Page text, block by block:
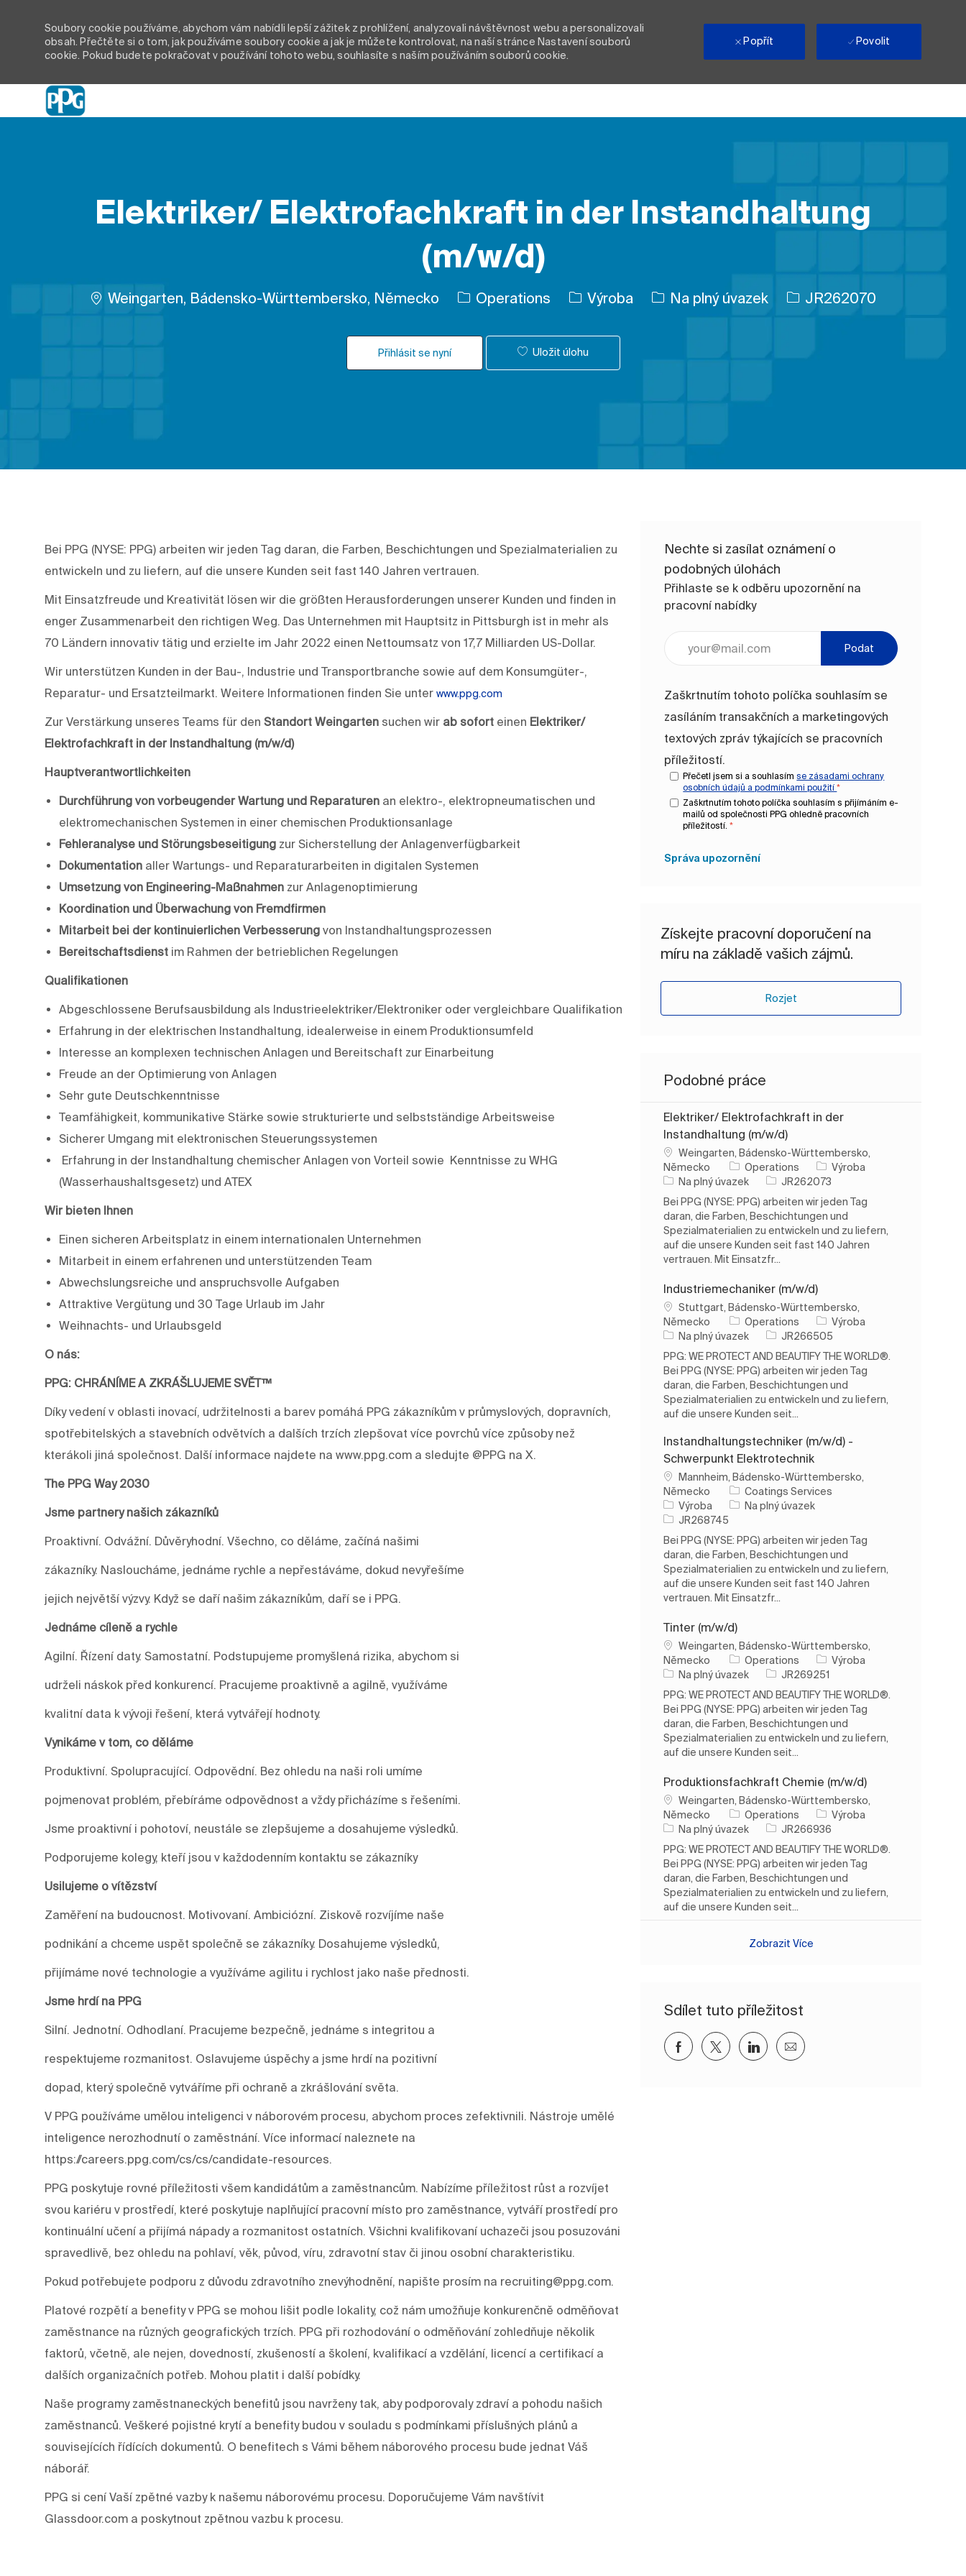
Soubory cookie používáme, abychom vám nabídli lepší zážitek z prohlížení, analyzovali návštěvnost webu a personalizovali
obsah. Přečtěte si o tom, jak používáme soubory cookie a jak je můžete kontrolovat, na naší stránce Nastavení souborů
cookie. Pokud budete pokračovat v používání tohoto webu, souhlasíte s naším používáním souborů cookie.
Popřít Povolit
Elektriker/ Elektrofachkraft in der Instandhaltung
(m/w/d)
Umístění
Weingarten, Bádensko-Württembersko, Německo Operations Kategorie
Výroba Typ úlohy
Na plný úvazek ID úlohy
JR262070
Přihlásit se nyní Uložit úlohu
Bei PPG (NYSE: PPG) arbeiten wir jeden Tag daran, die Farben, Beschichtungen und Spezialmaterialien zu
entwickeln und zu liefern, auf die unsere Kunden seit fast 140 Jahren vertrauen.
Mit Einsatzfreude und Kreativität lösen wir die größten Herausforderungen unserer Kunden und finden in
enger Zusammenarbeit den richtigen Weg. Das Unternehmen mit Hauptsitz in Pittsburgh ist in mehr als
70 Ländern innovativ tätig und erzielte im Jahr 2022 einen Nettoumsatz von 17,7 Milliarden US-Dollar.
Wir unterstützen Kunden in der Bau-, Industrie und Transportbranche sowie auf dem Konsumgüter-,
Reparatur- und Ersatzteilmarkt. Weitere Informationen finden Sie unter www.ppg.com
Zur Verstärkung unseres Teams für den Standort Weingarten suchen wir ab sofort einen Elektriker/
Elektrofachkraft in der Instandhaltung (m/w/d)
Hauptverantwortlichkeiten
Durchführung von vorbeugender Wartung und Reparaturen an elektro-, elektro­pneumatischen und
elektromechanischen Systemen in einer chemischen Produktionsanlage
Fehleranalyse und Störungsbeseitigung zur Sicherstellung der Anlagenverfügbarkeit
Dokumentation aller Wartungs- und Reparaturarbeiten in digitalen Systemen
Umsetzung von Engineering-Maßnahmen zur Anlagenoptimierung
Koordination und Überwachung von Fremdfirmen
Mitarbeit bei der kontinuierlichen Verbesserung von Instandhaltungsprozessen
Bereitschaftsdienst im Rahmen der betrieblichen Regelungen
Qualifikationen
Abgeschlossene Berufsausbildung als Industrieelektriker/Elektroniker oder vergleichbare Qualifikation
Erfahrung in der elektrischen Instandhaltung, idealerweise in einem Produktionsumfeld
Interesse an komplexen technischen Anlagen und Bereitschaft zur Einarbeitung
Freude an der Optimierung von Anlagen
Sehr gute Deutschkenntnisse
Teamfähigkeit, kommunikative Stärke sowie strukturierte und selbstständige Arbeitsweise
Sicherer Umgang mit elektronischen Steuerungssystemen
Erfahrung in der Instandhaltung chemischer Anlagen von Vorteil sowie Kenntnisse zu WHG
(Wasserhaushaltsgesetz) und ATEX
Wir bieten Ihnen
Einen sicheren Arbeitsplatz in einem internationalen Unternehmen
Mitarbeit in einem erfahrenen und unterstützenden Team
Abwechslungsreiche und anspruchsvolle Aufgaben
Attraktive Vergütung und 30 Tage Urlaub im Jahr
Weihnachts- und Urlaubsgeld
O nás:
PPG: CHRÁNÍME A ZKRÁŠLUJEME SVĚT™
Díky vedení v oblasti inovací, udržitelnosti a barev pomáhá PPG zákazníkům v průmyslových, dopravních,
spotřebitelských a stavebních odvětvích a dalších trzích zlepšovat více povrchů více způsoby než
kterákoli jiná společnost. Další informace najdete na www.ppg.com a sledujte @PPG na X.
The PPG Way 2030
Jsme partnery našich zákazníků
Proaktivní. Odvážní. Důvěryhodní. Všechno, co děláme, začíná našimi
zákazníky. Nasloucháme, jednáme rychle a nepřestáváme, dokud nevyřešíme
jejich největší výzvy. Když se daří našim zákazníkům, daří se i PPG.
Jednáme cíleně a rychle
Agilní. Řízení daty. Samostatní. Podstupujeme promyšlená rizika, abychom si
udrželi náskok před konkurencí. Pracujeme proaktivně a agilně, využíváme
kvalitní data k vývoji řešení, která vytvářejí hodnoty.
Vynikáme v tom, co děláme
Produktivní. Spolupracující. Odpovědní. Bez ohledu na naši roli umíme
pojmenovat problém, přebíráme odpovědnost a vždy přicházíme s řešeními.
Jsme proaktivní i pohotoví, neustále se zlepšujeme a dosahujeme výsledků.
Podporujeme kolegy, kteří jsou v každodenním kontaktu se zákazníky
Usilujeme o vítězství
Zaměření na budoucnost. Motivovaní. Ambiciózní. Ziskově rozvíjíme naše
podnikání a chceme uspět společně se zákazníky. Dosahujeme výsledků,
přijímáme nové technologie a využíváme agilitu i rychlost jako naše přednosti.
Jsme hrdí na PPG
Silní. Jednotní. Odhodlaní. Pracujeme bezpečně, jednáme s integritou a
respektujeme rozmanitost. Oslavujeme úspěchy a jsme hrdí na pozitivní
dopad, který společně vytváříme při ochraně a zkrášlování světa.
V PPG používáme umělou inteligenci v náborovém procesu, abychom proces zefektivnili. Nástroje umělé
inteligence nerozhodnutí o zaměstnání. Více informací naleznete na
https://careers.ppg.com/cs/cs/candidate-resources.
PPG poskytuje rovné příležitosti všem kandidátům a zaměstnancům. Nabízíme příležitost růst a rozvíjet
svou kariéru v prostředí, které poskytuje naplňující pracovní místo pro zaměstnance, vytváří prostředí pro
kontinuální učení a přijímá nápady a rozmanitost ostatních. Všichni kvalifikovaní uchazeči jsou posuzováni
spravedlivě, bez ohledu na pohlaví, věk, původ, víru, zdravotní stav či jinou osobní charakteristiku.
Pokud potřebujete podporu z důvodu zdravotního znevýhodnění, napište prosím na recruiting@ppg.com.
Platové rozpětí a benefity v PPG se mohou lišit podle lokality, což nám umožňuje konkurenčně odměňovat
zaměstnance na různých geografických trzích. PPG při rozhodování o odměňování zohledňuje několik
faktorů, včetně, ale nejen, dovedností, zkušeností a školení, kvalifikací a vzdělání, licencí a certifikací a
dalších organizačních potřeb. Mohou platit i další pobídky.
Naše programy zaměstnaneckých benefitů jsou navrženy tak, aby podporovaly zdraví a pohodu našich
zaměstnanců. Veškeré pojistné krytí a benefity budou v souladu s podmínkami příslušných plánů a
souvisejících řídících dokumentů. O benefitech s Vámi během náborového procesu bude jednat Váš
náborář.
PPG si cení Vaší zpětné vazby k našemu náborovému procesu. Doporučujeme Vám navštívit
Glassdoor.com a poskytnout zpětnou vazbu k procesu.
Nechte si zasílat oznámení o
podobných úlohách
Přihlaste se k odběru upozornění na
pracovní nabídky
Zaškrtnutím tohoto políčka souhlasím se
zasíláním transakčních a marketingových
textových zpráv týkajících se pracovních
příležitostí.
Přečetl jsem si a souhlasímse zásadami ochrany
osobních údajů apodmínkami použití*
Zaškrtnutím tohoto políčka souhlasím s přijímáním e-
mailů od společnosti PPG ohledně pracovních
příležitostí. *
Podat
Správa upozornění
Získejte pracovní doporučení na
míru na základě vašich zájmů.
Rozjet
Podobné práce
Elektriker/ Elektrofachkraft in der
Instandhaltung (m/w/d)
Umístění
Weingarten, Bádensko-Württembersko,
Německo
Operations Kategorie
Výroba
Typ úlohy
Na plný úvazek ID úlohy
JR262073
Bei PPG (NYSE: PPG) arbeiten wir jeden Tag
daran, die Farben, Beschichtungen und
Spezialmaterialien zu entwickeln und zu liefern,
auf die unsere Kunden seit fast 140 Jahren
vertrauen. Mit Einsatzfr...
Industriemechaniker (m/w/d)
Umístění
Stuttgart, Bádensko-Württembersko,
Německo
Operations Kategorie
Výroba
Typ úlohy
Na plný úvazek ID úlohy
JR266505
PPG: WE PROTECT AND BEAUTIFY THE WORLD®.
Bei PPG (NYSE: PPG) arbeiten wir jeden Tag
daran, die Farben, Beschichtungen und
Spezialmaterialien zu entwickeln und zu liefern,
auf die unsere Kunden seit...
Instandhaltungstechniker (m/w/d) -
Schwerpunkt Elektrotechnik
Umístění
Mannheim, Bádensko-Württembersko,
Německo
Coatings Services
Kategorie
Výroba Typ úlohy
Na plný úvazek
ID úlohy
JR268745
Bei PPG (NYSE: PPG) arbeiten wir jeden Tag
daran, die Farben, Beschichtungen und
Spezialmaterialien zu entwickeln und zu liefern,
auf die unsere Kunden seit fast 140 Jahren
vertrauen. Mit Einsatzfr...
Tinter (m/w/d)
Umístění
Weingarten, Bádensko-Württembersko,
Německo
Operations Kategorie
Výroba
Typ úlohy
Na plný úvazek ID úlohy
JR269251
PPG: WE PROTECT AND BEAUTIFY THE WORLD®.
Bei PPG (NYSE: PPG) arbeiten wir jeden Tag
daran, die Farben, Beschichtungen und
Spezialmaterialien zu entwickeln und zu liefern,
auf die unsere Kunden seit...
Produktionsfachkraft Chemie (m/w/d)
Umístění
Weingarten, Bádensko-Württembersko,
Německo
Operations Kategorie
Výroba
Typ úlohy
Na plný úvazek ID úlohy
JR266936
PPG: WE PROTECT AND BEAUTIFY THE WORLD®.
Bei PPG (NYSE: PPG) arbeiten wir jeden Tag
daran, die Farben, Beschichtungen und
Spezialmaterialien zu entwickeln und zu liefern,
auf die unsere Kunden seit...
Zobrazit Více
Sdílet tuto příležitost
Sdílet přes Facebook
Sdílet přes twitter
Sdílet přes LinkedIn
Sdílet e-mailem